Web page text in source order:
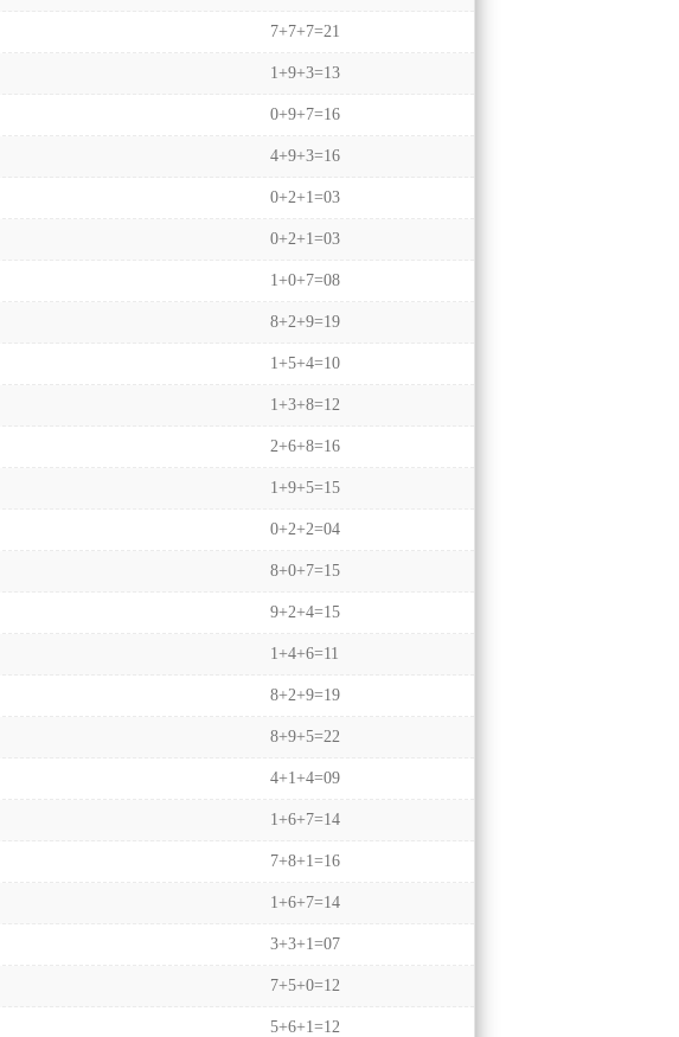
7+7+7=21
1+9+3=13
0+9+7=16
4+9+3=16
0+2+1=03
0+2+1=03
1+0+7=08
8+2+9=19
1+5+4=10
1+3+8=12
2+6+8=16
1+9+5=15
0+2+2=04
8+0+7=15
9+2+4=15
1+4+6=11
8+2+9=19
8+9+5=22
4+1+4=09
1+6+7=14
7+8+1=16
1+6+7=14
3+3+1=07
7+5+0=12
5+6+1=12